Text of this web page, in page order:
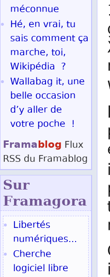
méconnue
Hé, en vrai, tu
sais comment ça
marche, toi,
Wikipédia ?
Wallabag it, une
belle occasion
d’y aller de
votre poche !
Framablog Flux
RSS du Framablog
Sur
Framagora
Libertés
numériques...
Cherche
logiciel libre